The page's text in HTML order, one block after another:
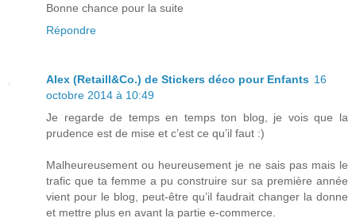
Bonne chance pour la suite
Répondre
Alex (Retaill&Co.) de Stickers déco pour Enfants 16
octobre 2014 à 10:49
Je regarde de temps en temps ton blog, je vois que la
prudence est de mise et c’est ce qu’il faut :)
Malheureusement ou heureusement je ne sais pas mais le
trafic que ta femme a pu construire sur sa première année
vient pour le blog, peut-être qu’il faudrait changer la donne
et mettre plus en avant la partie e-commerce.